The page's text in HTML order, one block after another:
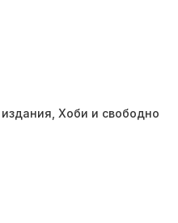
Хоби и свободно